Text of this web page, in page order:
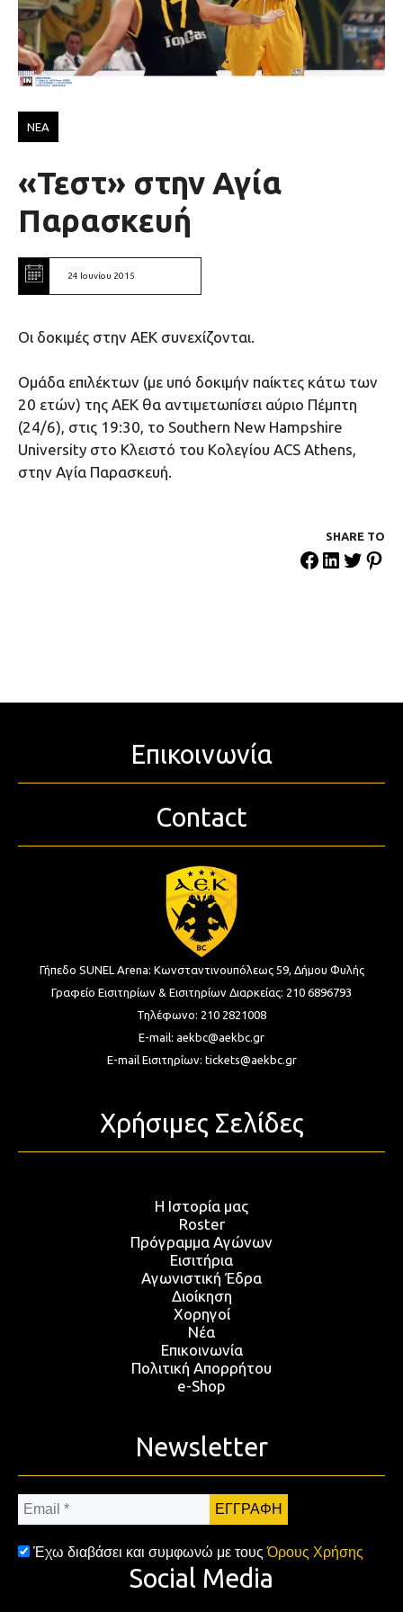
ΝΕΑ
«Τεστ» στην Αγία
Παρασκευή
24 Ιουνίου 2015
Oι δοκιμές στην ΑΕΚ συνεχίζονται.
Ομάδα επιλέκτων (με υπό δοκιμήν παίκτες κάτω των
20 ετών) της ΑΕΚ θα αντιμετωπίσει αύριο Πέμπτη
(24/6), στις 19:30, το Southern New Hampshire
University στο Κλειστό του Κολεγίου ACS Athens,
στην Αγία Παρασκευή.
SHARE ΤΟ
Επικοινωνία
Contact
Γήπεδο SUNEL Arena: Κωνσταντινουπόλεως 59, Δήμου Φυλής
Γραφείο Εισιτηρίων & Εισιτηρίων Διαρκείας: 210 6896793
Τηλέφωνο: 210 2821008
E-mail: aekbc@aekbc.gr
E-mail Εισιτηρίων: tickets@aekbc.gr
Χρήσιμες Σελίδες
Η Ιστορία μας
Roster
Πρόγραμμα Αγώνων
Εισιτήρια
Αγωνιστική Έδρα
Διοίκηση
Χορηγοί
Νέα
Επικοινωνία
Πολιτική Απορρήτου
e-Shop
Newsletter
Email
*
Έχω διαβάσει και συμφωνώ με τουςΌρους Χρήσης
Social Media